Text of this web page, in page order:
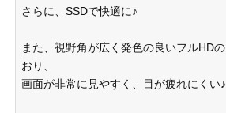
さらに、SSDで快適に♪
また、視野角が広く発色の良いフルHD
おり、
画面が非常に見やすく、目が疲れにくい♪